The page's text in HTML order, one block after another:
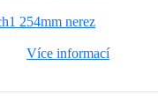
254mm nerez
Více informací